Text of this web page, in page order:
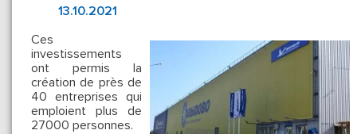
13.10.2021
Ces
investissements
ont permis la
création de près de
40 entreprises qui
emploient plus de
27000 personnes.